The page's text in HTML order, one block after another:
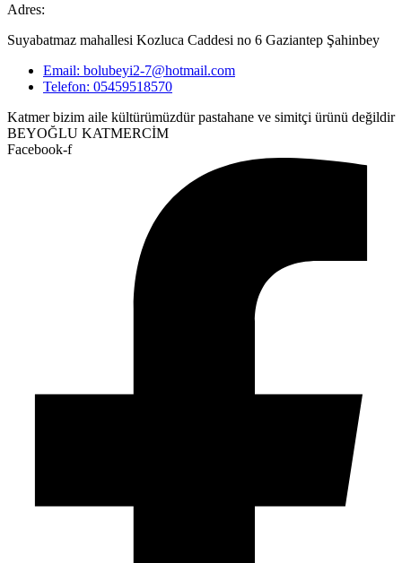
Adres:
Suyabatmaz mahallesi Kozluca Caddesi no 6 Gaziantep Şahinbey
Email: bolubeyi2-7@hotmail.com
Telefon: 05459518570
Katmer bizim aile kültürümüzdür pastahane ve simitçi ürünü değildir
BEYOĞLU KATMERCİM
Facebook-f